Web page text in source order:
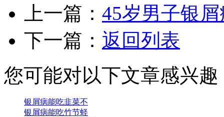
上一篇： 45岁男子银
下一篇： 返回列表
您可能对以下文章感兴趣
银屑病能吃韭菜不
银屑病能吃竹节蛏